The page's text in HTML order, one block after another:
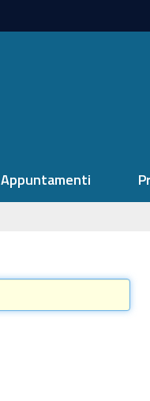
Appuntamenti